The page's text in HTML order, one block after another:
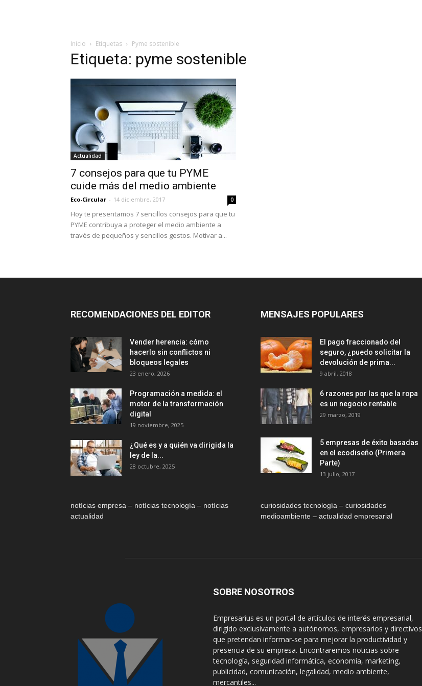
Inicio Etiquetas Pyme sostenible
Etiqueta: pyme sostenible
Actualidad
7 consejos para que tu PYME
cuide más del medio ambiente
Eco-Circular - 14 diciembre, 2017 0
Hoy te presentamos 7 sencillos consejos para que tu
PYME contribuya a proteger el medio ambiente a
través de pequeños y sencillos gestos. Motivar a...
RECOMENDACIONES DEL EDITOR
Vender herencia: cómo
hacerlo sin conflictos ni
bloqueos legales
23 enero, 2026
Programación a medida: el
motor de la transformación
digital
19 noviembre, 2025
¿Qué es y a quién va dirigida la
ley de la...
28 octubre, 2025
notícias empresa – notícias tecnología – notícias
actualidad
MENSAJES POPULARES
El pago fraccionado del
seguro, ¿puedo solicitar la
devolución de prima...
9 abril, 2018
6 razones por las que la ropa
es un negocio rentable
29 marzo, 2019
5 empresas de éxito basadas
en el ecodiseño (Primera
Parte)
13 julio, 2017
curiosidades tecnología – curiosidades
medioambiente – actualidad empresarial
SOBRE NOSOTROS
Empresarius es un portal de artículos de interés empresarial,
dirigido exclusivamente a autónomos, empresarios y directivos
que pretendan informar-se para mejorar la productividad y
presencia de su empresa. Encontraremos noticias sobre
tecnología, seguridad informática, economía, marketing,
publicidad, comunicación, legalidad, medio ambiente,
mercantiles...